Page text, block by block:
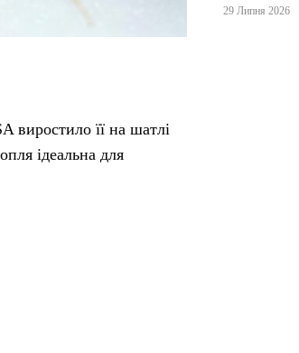
виростило її на шатлі
ідеальна для
29 Липня 2026